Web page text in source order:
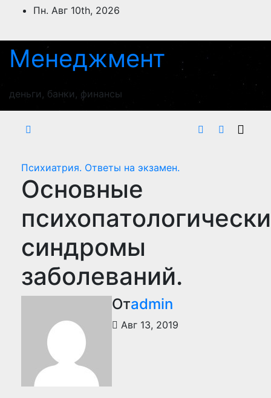
ПерейтиПн. Авг 10th, 2026
Менеджмент
деньги, банки, финансы
Психиатрия. Ответы на экзамен.
Основные
синдромы
заболеваний.
Отadmin
Авг 13, 2019